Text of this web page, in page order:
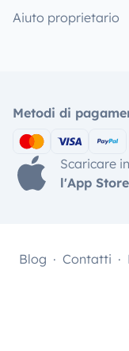
Aiuto proprietario
Metodi di
Scaricare in
l'App Store
Blog Contatti